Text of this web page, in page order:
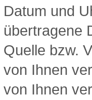
 Datum und

 Quelle
 von Ihnen
 von Ihnen